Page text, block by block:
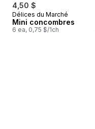
4,50 $
Délices du Marché
Mini concombres
6 ea, 0,75 $/1ch